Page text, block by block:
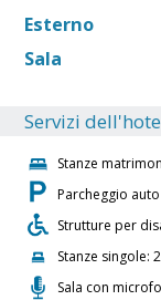
Esterno
Sala
Servizi
Stanze
Parcheggio auto
Strutture per
Stanze singole: 2
Sala con